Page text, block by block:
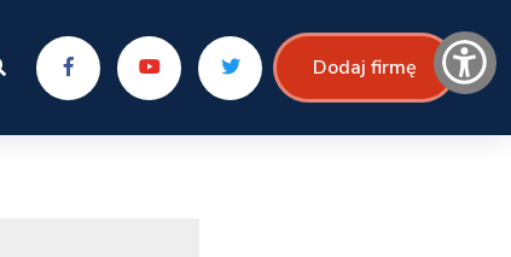
Dodaj firmę